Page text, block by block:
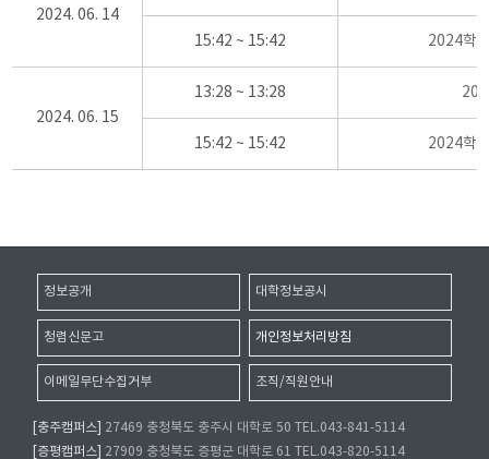
2024. 06. 14
15:42 ~ 15:42 2024학
2024. 06. 15
13:28 ~ 13:28
15:42 ~ 15:42 2024학
정보공개 대학정보공시
청렴신문고 개인정보처리방침
이메일무단수집거부 조직/직원안내
[충주캠퍼스]
27469 충청북도 충주시 대학로 50 TEL.043-841-5114
[증평캠퍼스]
27909 충청북도 증평군 대학로 61 TEL.043-820-5114